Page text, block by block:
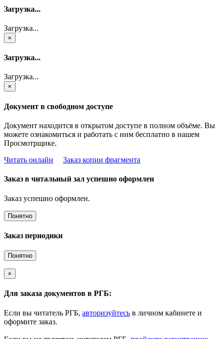
Загрузка...
Загрузка...
×
Загрузка...
Загрузка...
×
Документ в свободном доступе
Документ находится в открытом доступе в полном объёме. Вы
можете ознакомиться и работать с ним бесплатно в нашем
Просмотрщике.
Читать онлайн
Заказ копии фрагмента
Заказ в читальный зал успешно оформлен
Заказ успешно оформлен.
Понятно
Заказ периодики
Понятно
×
Для заказа документов в РГБ:
Если вы читатель РГБ, авторизуйтесь в личном кабинете и
оформите заказ.